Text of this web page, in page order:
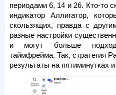
периодами 6, 14 и 26. Кто-то
индикатор Аллигатор,
скользящих, правда с
разные настройки
и могут больше
таймфрейма. Так, стратегия
результаты на пятиминутках